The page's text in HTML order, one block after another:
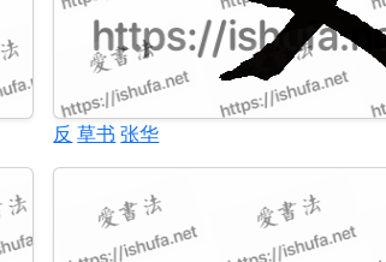
反 草书 张华